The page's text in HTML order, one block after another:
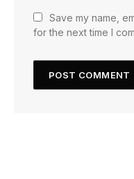
Save my name,
for the next time I